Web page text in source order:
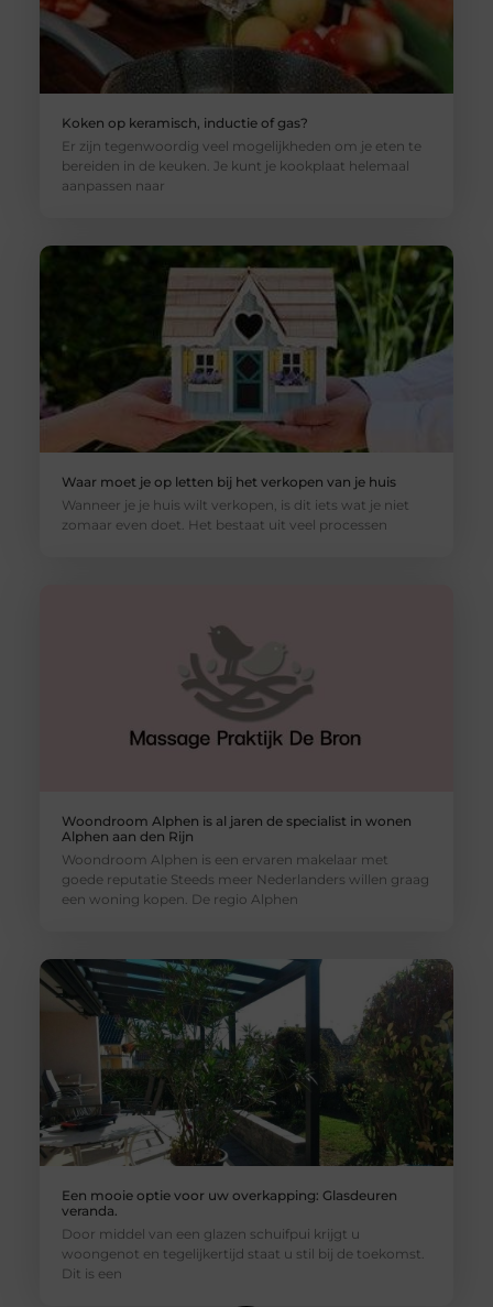
Koken op keramisch, inductie of gas?
Er zijn tegenwoordig veel mogelijkheden om je eten te
bereiden in de keuken. Je kunt je kookplaat helemaal
aanpassen naar
Waar moet je op letten bij het verkopen van je huis
Wanneer je je huis wilt verkopen, is dit iets wat je niet
zomaar even doet. Het bestaat uit veel processen
Woondroom Alphen is al jaren de specialist in wonen
Alphen aan den Rijn
Woondroom Alphen is een ervaren makelaar met
goede reputatie Steeds meer Nederlanders willen graag
een woning kopen. De regio Alphen
Een mooie optie voor uw overkapping: Glasdeuren
veranda.
Door middel van een glazen schuifpui krijgt u
woongenot en tegelijkertijd staat u stil bij de toekomst.
Dit is een